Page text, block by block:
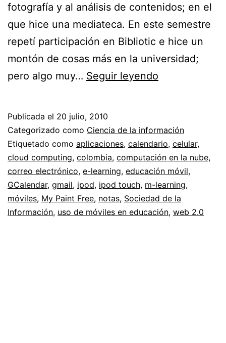
fotografía y al análisis de contenidos; en el
que hice una mediateca. En este semestre
repetí participación en Bibliotic e hice un
montón de cosas más en la universidad;
pero algo muy… Seguir leyendo
iPod
Touch
//
Cuadernos
digitales
Publicada el 20 julio, 2010
Categorizado como Ciencia de la información
Etiquetado como aplicaciones, calendario, celular,
cloud computing, colombia, computación en la nube,
correo electrónico, e-learning, educación móvil,
GCalendar, gmail, ipod, ipod touch, m-learning,
móviles, My Paint Free, notas, Sociedad de la
Información, uso de móviles en educación, web 2.0